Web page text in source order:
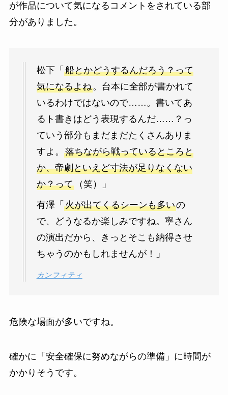
が作品について気になるコメントをされている部
分がありました。
松下「 船とかどうするんだろう？って
気になるよね。台本に全部が書かれて
いるわけではないので……。書いてあ
るト書きはどう表現するんだ……？っ
ていう部分もまだまだたくさんありま
すよ。 落ちながら戦っているところと
か、帝劇といえど寸法が足りなくない
か？って（笑）」
有澤「 火が出てくるシーンも多いの
で、どうなるか楽しみですね。寧さん
の演出だから、きっとそこも納得させ
ちゃうのかもしれませんが！」
カンフィティ
危険な場面が多いですね。
確かに「安全確保に努めながらの準備」に時間が
かかりそうです。